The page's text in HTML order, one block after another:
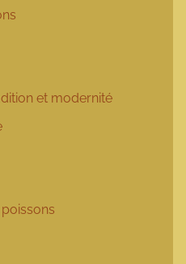
et modernité